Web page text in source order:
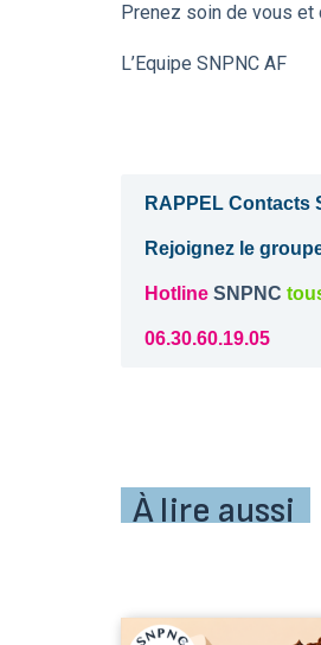
Prenez soin de vous et
L’Equipe SNPNC AF
RAPPEL Contacts
Rejoignez le
Hotline SNPNC
06.30.60.19.05
À lire aussi